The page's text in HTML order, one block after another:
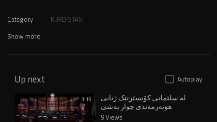
.
Category KURDISTAN
Show more
Up next Autoplay
3:19 لە سلێمانی کۆنسێرتێک ژنانی
هونەرمەندی چوار بەشی
کوردستان کۆدەکاتەوە
9 Views